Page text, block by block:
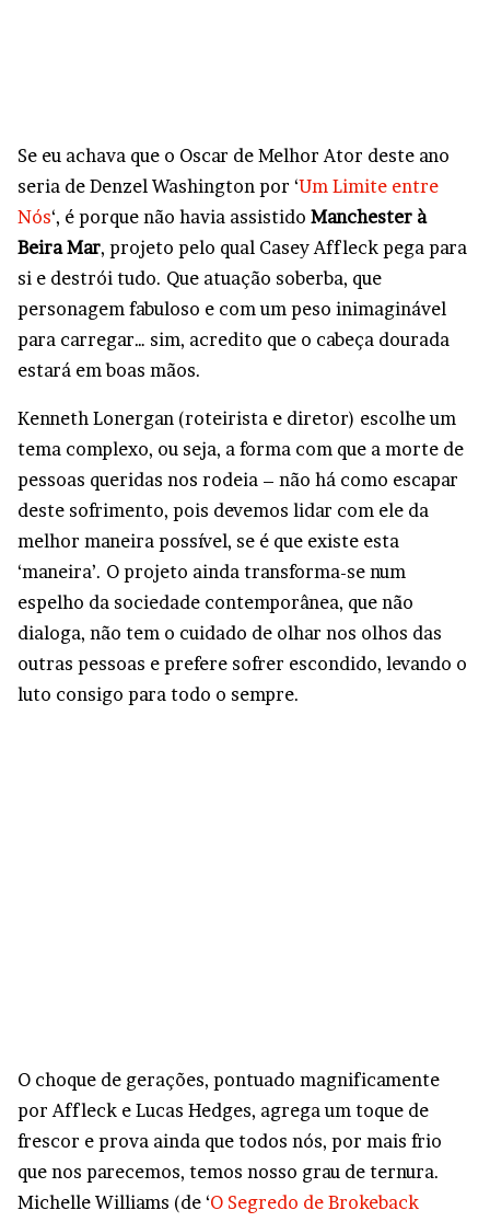
Se eu achava que o Oscar de Melhor Ator deste ano
seria de Denzel Washington por ‘Um Limite entre
Nós‘, é porque não havia assistido Manchester à
Beira Mar, projeto pelo qual Casey Affleck pega para
si e destrói tudo. Que atuação soberba, que
personagem fabuloso e com um peso inimaginável
para carregar… sim, acredito que o cabeça dourada
estará em boas mãos.
Kenneth Lonergan (roteirista e diretor) escolhe um
tema complexo, ou seja, a forma com que a morte de
pessoas queridas nos rodeia – não há como escapar
deste sofrimento, pois devemos lidar com ele da
melhor maneira possível, se é que existe esta
‘maneira’. O projeto ainda transforma-se num
espelho da sociedade contemporânea, que não
dialoga, não tem o cuidado de olhar nos olhos das
outras pessoas e prefere sofrer escondido, levando o
luto consigo para todo o sempre.
O choque de gerações, pontuado magnificamente
por Affleck e Lucas Hedges, agrega um toque de
frescor e prova ainda que todos nós, por mais frio
que nos parecemos, temos nosso grau de ternura.
Michelle Williams (de ‘O Segredo de Brokeback